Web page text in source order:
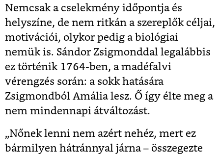
Nemcsak a cselekmény időpontja és
helyszíne, de nem ritkán a szereplők céljai,
motivációi, olykor pedig a biológiai
nemük is. Sándor Zsigmonddal legalábbis
ez történik 1764-ben, a madéfalvi
vérengzés során: a sokk hatására
Zsigmondból Amália lesz. Ő így élte meg a
nem mindennapi átváltozást.
„Nőnek lenni nem azért nehéz, mert ez
bármilyen hátránnyal járna – összegezte